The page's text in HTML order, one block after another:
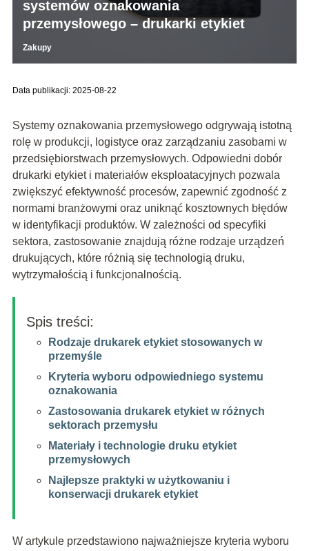
systemów oznakowania
przemysłowego – drukarki etykiet
Zakupy
Data publikacji: 2025-08-22
Systemy oznakowania przemysłowego odgrywają istotną
rolę w produkcji, logistyce oraz zarządzaniu zasobami w
przedsiębiorstwach przemysłowych. Odpowiedni dobór
drukarki etykiet i materiałów eksploatacyjnych pozwala
zwiększyć efektywność procesów, zapewnić zgodność z
normami branżowymi oraz uniknąć kosztownych błędów
w identyfikacji produktów. W zależności od specyfiki
sektora, zastosowanie znajdują różne rodzaje urządzeń
drukujących, które różnią się technologią druku,
wytrzymałością i funkcjonalnością.
Spis treści:
Rodzaje drukarek etykiet stosowanych w
przemyśle
Kryteria wyboru odpowiedniego systemu
oznakowania
Zastosowania drukarek etykiet w różnych
sektorach przemysłu
Materiały i technologie druku etykiet
przemysłowych
Najlepsze praktyki w użytkowaniu i
konserwacji drukarek etykiet
W artykule przedstawiono najważniejsze kryteria wyboru